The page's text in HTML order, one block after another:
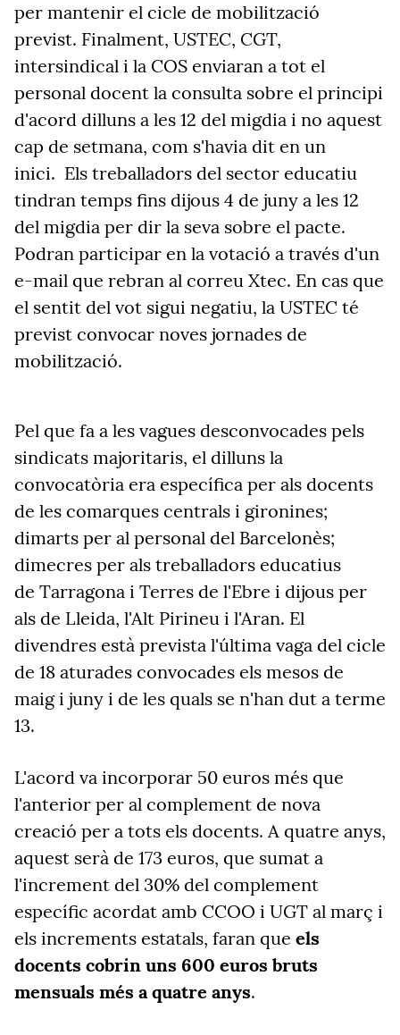
per mantenir el cicle de mobilització
previst. Finalment, USTEC, CGT,
intersindical i la COS enviaran a tot el
personal docent la consulta sobre el principi
d'acord dilluns a les 12 del migdia i no aquest
cap de setmana, com s'havia dit en un
inici. Els treballadors del sector educatiu
tindran temps fins dijous 4 de juny a les 12
del migdia per dir la seva sobre el pacte.
Podran participar en la votació a través d'un
e-mail que rebran al correu Xtec. En cas que
el sentit del vot sigui negatiu, la USTEC té
previst convocar noves jornades de
mobilització.
Pel que fa a les vagues desconvocades pels
sindicats majoritaris, el dilluns la
convocatòria era específica per als docents
de les comarques centrals i gironines;
dimarts per al personal del Barcelonès;
dimecres per als treballadors educatius
de Tarragona i Terres de l'Ebre i dijous per
als de Lleida, l'Alt Pirineu i l'Aran. El
divendres està prevista l'última vaga del cicle
de 18 aturades convocades els mesos de
maig i juny i de les quals se n'han dut a terme
13.
L'acord va incorporar 50 euros més que
l'anterior per al complement de nova
creació per a tots els docents. A quatre anys,
aquest serà de 173 euros, que sumat a
l'increment del 30% del complement
específic acordat amb CCOO i UGT al març i
els increments estatals, faran que els
docents cobrin uns 600 euros bruts
mensuals més a quatre anys.